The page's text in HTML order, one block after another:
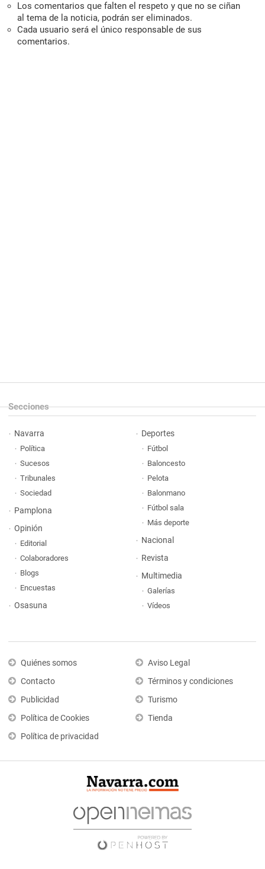
Los comentarios que falten el respeto y que no se ciñan
al tema de la noticia, podrán ser eliminados.
Cada usuario será el único responsable de sus
comentarios.
Secciones
Navarra
Política
Sucesos
Tribunales
Sociedad
Pamplona
Opinión
Editorial
Colaboradores
Blogs
Encuestas
Osasuna
Deportes
Fútbol
Baloncesto
Pelota
Balonmano
Fútbol sala
Más deporte
Nacional
Revista
Multimedia
Galerías
Vídeos
Quiénes somos
Contacto
Publicidad
Política de Cookies
Política de privacidad
Aviso Legal
Términos y condiciones
Turismo
Tienda